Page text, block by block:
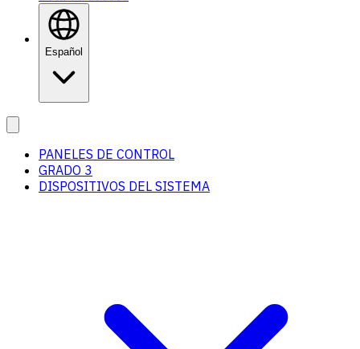
Español
PANELES DE CONTROL
GRADO 3
DISPOSITIVOS DEL SISTEMA